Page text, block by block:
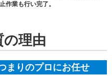
止作業も行い完了。
の理由
まりのプロにお任せ